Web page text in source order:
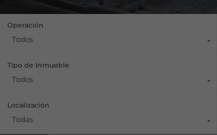
Operación
Todos
Tipo de Inmueble
Todos
Localización
Todas